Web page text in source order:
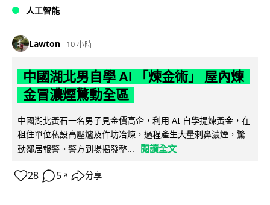
人工智能
Lawton 10 小時
中國湖北男自學 AI 「煉金術」 屋內煉
金冒濃煙驚動全區
中國湖北黃石一名男子見金價高企，利用 AI 自學提煉黃金，在
租住單位私設高壓爐及作坊冶煉，過程產生大量刺鼻濃煙，驚
動鄰居報警。警方到場揭發整...
閱讀全文
28 5 ↗ 分享